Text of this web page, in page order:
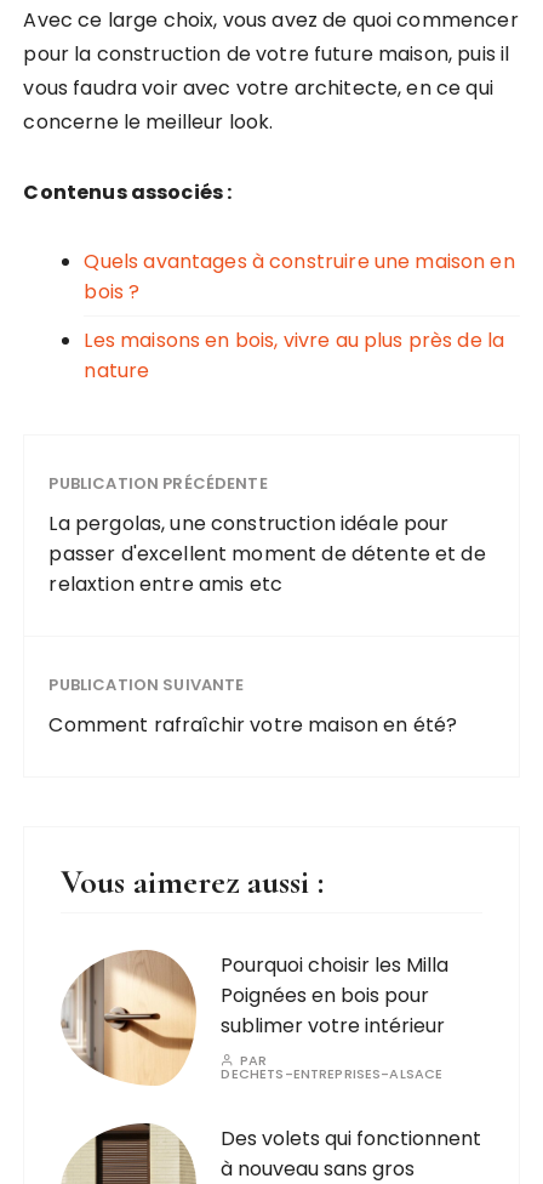
Avec ce large choix, vous avez de quoi commencer
pour la construction de votre future maison, puis il
vous faudra voir avec votre architecte, en ce qui
concerne le meilleur look.
Contenus associés :
Quels avantages à construire une maison en
bois ?
Les maisons en bois, vivre au plus près de la
nature
PUBLICATION PRÉCÉDENTE
La pergolas, une construction idéale pour
passer d'excellent moment de détente et de
relaxtion entre amis etc
PUBLICATION SUIVANTE
Comment rafraîchir votre maison en été?
Vous aimerez aussi :
Pourquoi choisir les Milla
Poignées en bois pour
sublimer votre intérieur
PAR
DECHETS-ENTREPRISES-ALSACE
Des volets qui fonctionnent
à nouveau sans gros